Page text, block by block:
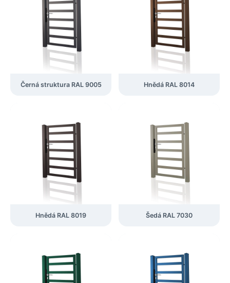
Černá struktura RAL 9005 Hnědá RAL 8014
Hnědá RAL 8019 Šedá RAL 7030